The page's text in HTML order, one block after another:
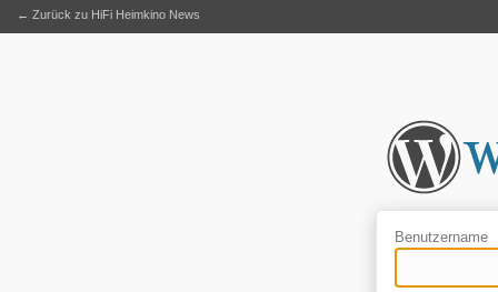
Benutzername
← Zurück zu HiFi Heimkino News